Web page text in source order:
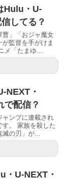
Hulu・U-
してる？
曹」「おジャ魔女
監督を手がけま
メ「たまゆ...
NEXT・
配信？
ャンプに連載され
。 家族を殺した
の刃」が...
・U-NEXT・